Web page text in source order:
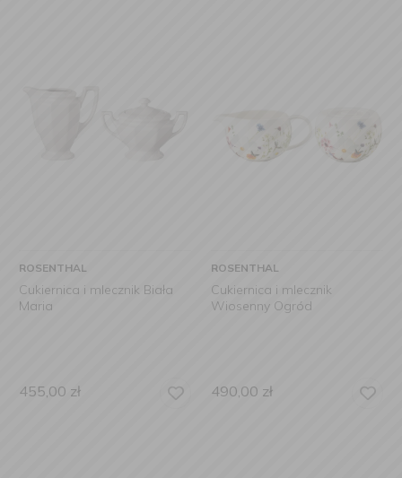
ROSENTHAL
Cukiernica i mlecznik Biała
Maria
455,00 zł
ROSENTHAL
Cukiernica i mlecznik
Wiosenny Ogród
490,00 zł